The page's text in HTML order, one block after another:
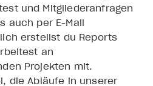
und Mitgliederanfragen
auch per E-Mail
erstellst du Reports
an
Projekten mit.
die Abläufe in unserer
STORY
Freunde, Felix und Olli,
um den Traum vom
zu verwirklichen. Heute
motivierten Mitarbeitern
an zwei Standorten.